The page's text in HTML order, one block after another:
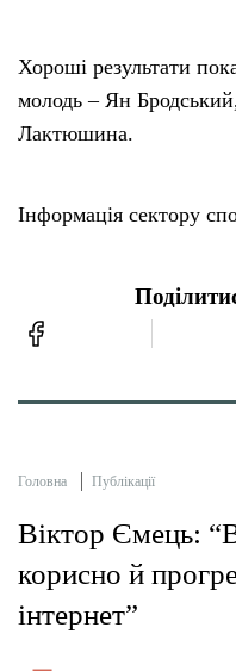
Хороші результати
молодь – Ян
Лактюшина.
Інформація сектору
Головна Публікації
Віктор Ємець:
корисно й
інтернет”